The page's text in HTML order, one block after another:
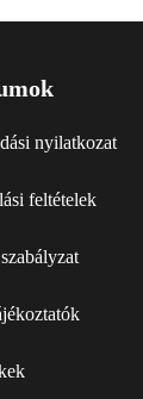
nyilatkozat
feltételek